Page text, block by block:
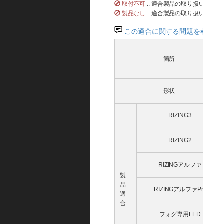
取付不可 .. 適合製品の取り扱
製品なし .. 適合製品の取り扱
この適合に関する問題を
箇所
形状
製
品
適
合
RIZING3
RIZING2
RIZINGアルファ
RIZINGアルファ
フォグ専用LED